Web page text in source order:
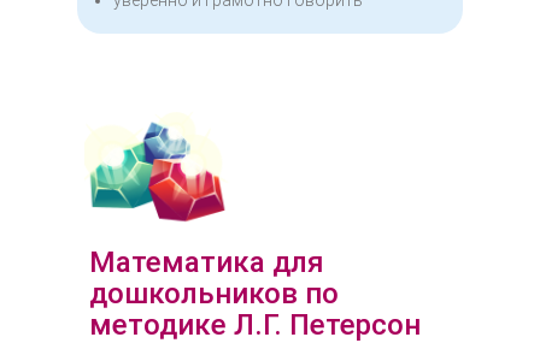
Математика для
дошкольников по
методике Л.Г. Петерсон